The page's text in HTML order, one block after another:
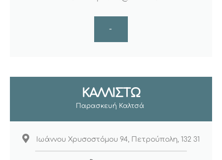
-
ΚΑΛΛΙΣΤΏ
Παρασκευή Καλτσά
Ιωάννου Χρυσοστόμου 94, Πετρούπολη, 132 31